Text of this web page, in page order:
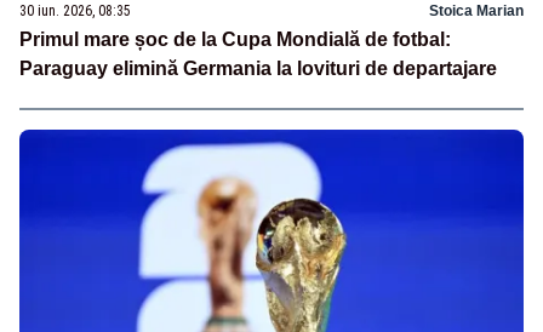
30 iun. 2026, 08:35 Stoica Marian
Primul mare șoc de la Cupa Mondială de fotbal:
Paraguay elimină Germania la lovituri de departajare